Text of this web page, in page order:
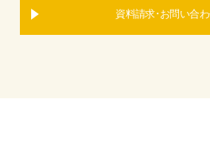
資料請求･お問い合